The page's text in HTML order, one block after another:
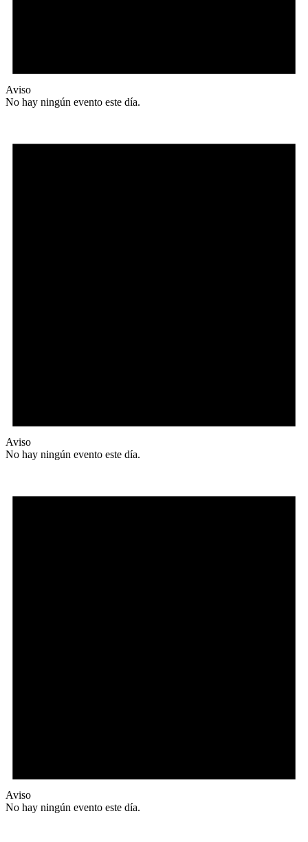
Aviso
No hay ningún evento este día.
Aviso
No hay ningún evento este día.
Aviso
No hay ningún evento este día.